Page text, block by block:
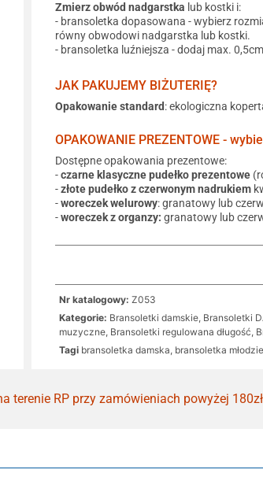
Zmierz obwód nadgarstka lub kostki i:
- bransoletka dopasowana - wybierz
równy obwodowi nadgarstka lub kostki.
- bransoletka luźniejsza - dodaj max.
JAK PAKUJEMY BIŻUTERIĘ?
Opakowanie standard: ekologiczna
OPAKOWANIE PREZENTOWE -
Dostępne opakowania prezentowe:
-czarne klasyczne pudełko prezentowe
-złote pudełko z czerwonym nadrukiem
-woreczek welurowy: granatowy lub
-woreczek z organzy: granatowy lub
Nr katalogowy:Z053
Kategorie: Bransoletki damskie, Bransoletki
muzyczne, Bransoletki regulowana długość,
Tagi bransoletka damska, bransoletka
terenie RP przy zamówieniach powyżej 180zł